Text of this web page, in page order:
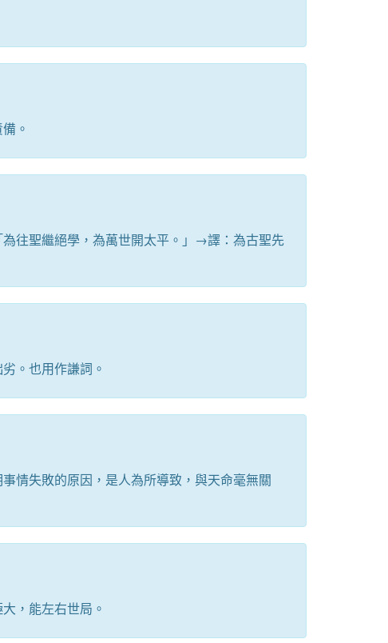
。
往聖繼絕學，為萬世開太平。」→譯：為古聖先
。也用作謙詞。
情失敗的原因，是人為所導致，與天命毫無關
，能左右世局。